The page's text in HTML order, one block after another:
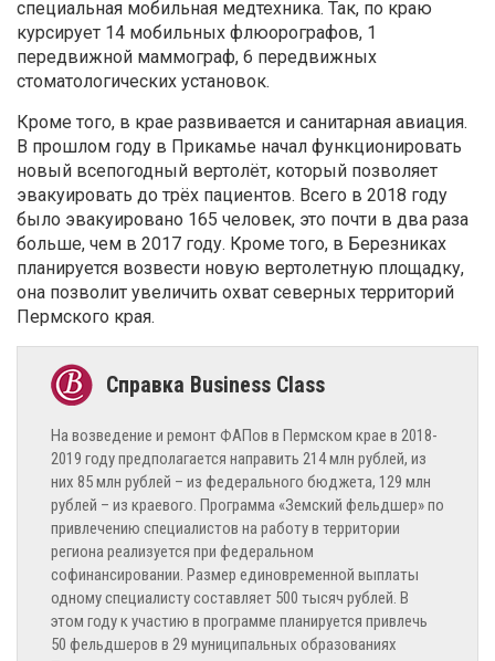
специальная мобильная медтехника. Так, по краю
курсирует 14 мобильных флюорографов, 1
передвижной маммограф, 6 передвижных
стоматологических установок.
Кроме того, в крае развивается и санитарная авиация.
В прошлом году в Прикамье начал функционировать
новый всепогодный вертолёт, который позволяет
эвакуировать до трёх пациентов. Всего в 2018 году
было эвакуировано 165 человек, это почти в два раза
больше, чем в 2017 году. Кроме того, в Березниках
планируется возвести новую вертолетную площадку,
она позволит увеличить охват северных территорий
Пермского края.
На возведение и ремонт ФАПов в Пермском крае в 2018-
2019 году предполагается направить 214 млн рублей, из
них 85 млн рублей – из федерального бюджета, 129 млн
рублей – из краевого. Программа «Земский фельдшер» по
привлечению специалистов на работу в территории
региона реализуется при федеральном
софинансировании. Размер единовременной выплаты
одному специалисту составляет 500 тысяч рублей. В
этом году к участию в программе планируется привлечь
50 фельдшеров в 29 муниципальных образованиях